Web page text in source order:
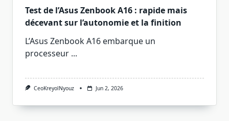
Test de l’Asus Zenbook A16 : rapide mais
décevant sur l’autonomie et la finition
L’Asus Zenbook A16 embarque un
processeur ...
CeoKreyolNyouz Jun 2, 2026